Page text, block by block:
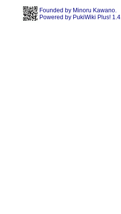
Founded by Minoru Kawano.
Powered by PukiWiki Plus!